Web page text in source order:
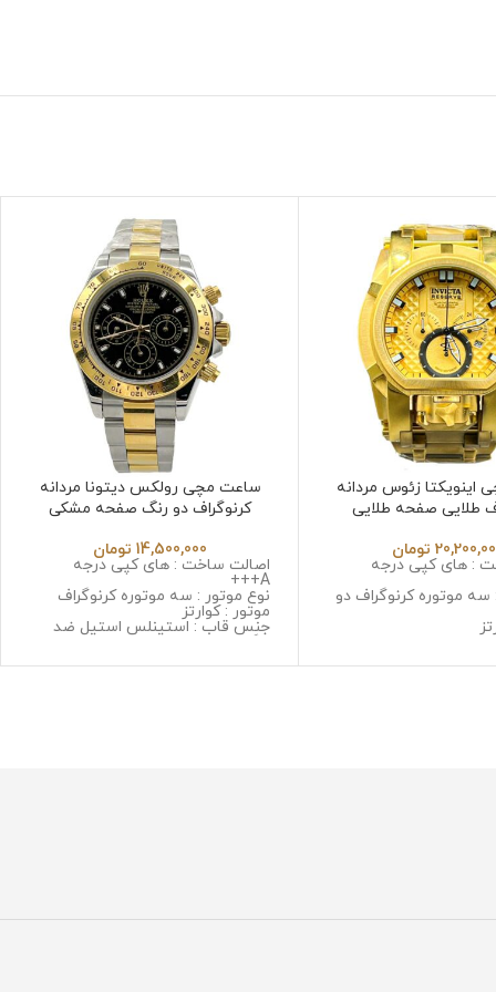
زئوس مردانه
طلایی صفحه طلایی
تومان
: های کپی درجه
سه موتوره کرنوگراف دو
: سافایر ضد خش
ساعت مچی رولکس دیتونا مردانه
کرنوگراف دو رنگ صفحه مشکی
14,500,000 تومان
اصالت ساخت : های کپی درجه
A+++
نوع موتور : سه موتوره کرنوگراف
موتور : کوارتز
جنس قاب : استینلس استیل ضد
زنگ و ضد حساسیت
کیفیت